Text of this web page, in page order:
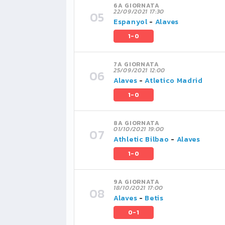
6A GIORNATA
22/09/2021 17:30
Espanyol - Alaves
1-0
7A GIORNATA
25/09/2021 12:00
Alaves -Atletico Madrid
1-0
8A GIORNATA
01/10/2021 19:00
Athletic Bilbao - Alaves
1-0
9A GIORNATA
18/10/2021 17:00
Alaves - Betis
0-1